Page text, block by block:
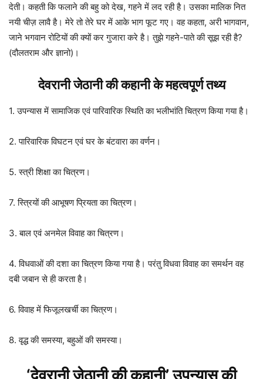
देती। कहती कि फलाने की बहु को देख, गहने में लद रही है। उसका मालिक नित
नयी चीज़ लावै है। मेरे तो तेरे घर में आके भाग फूट गए। वह कहता, अरी भागवान,
जाने भगवान रोटियों की क्‍यों कर गुजारा करे है। तुझे गहने-पाते की सूझ रही है?
(दौलतराम और ज्ञानो)।
देवरानी जेठानी की कहानी के महत्वपूर्ण तथ्य
1. उपन्यास में सामाजिक एवं पारिवारिक स्थिति का भलीभांति चित्रण किया गया है।
2. पारिवारिक विघटन एवं घर के बंटवारा का वर्णन।
5. स्त्री शिक्षा का चित्रण।
7. स्त्रियों की आभूषण प्रियता का चित्रण।
3. बाल एवं अनमेल विवाह का चित्रण।
4. विधवाओं की दशा का चित्रण किया गया है। परंतु विधवा विवाह का समर्थन वह
दबी जबान से ही करता है।
6. विवाह में फिजूलखर्ची का चित्रण।
8. वृद्ध की समस्या, बहुओं की समस्या।
‘देवरानी जेठानी की कहानी’ उपन्यास की